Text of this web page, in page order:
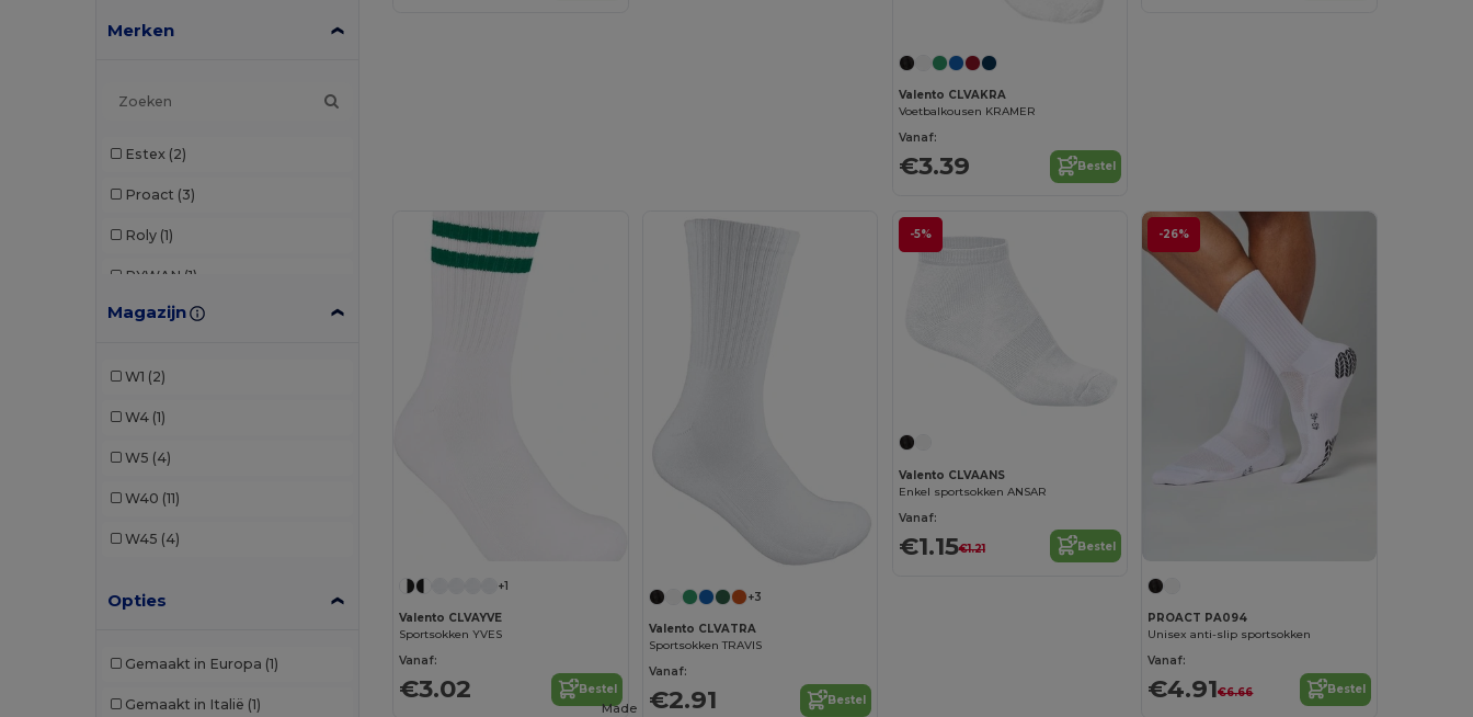
Merken
Estex (2)
Proact (3)
Roly (1)
RYWAN (1)
TH Clothes
Magazijn
W1 (2)
W4 (1)
W5 (4)
W40 (11)
W45 (4)
Opties
Gemaakt in Europa (1)
Gemaakt in Italië (1)
Valento CLVAKRA
Voetbalkousen KRAMER
Vanaf:
€3.39 Bestel
+1
Valento CLVAYVE
Sportsokken YVES
Vanaf:
€3.02 Bestel
+3
Valento CLVATRA
Sportsokken TRAVIS
Vanaf:
€2.91 Bestel
-5%
Valento CLVAANS
Enkel sportsokken ANSAR
Vanaf:
€1.15€1.21 Bestel
-26%
PROACT PA094
Unisex anti-slip sportsokken
Vanaf:
€4.91€6.66 Bestel
Made